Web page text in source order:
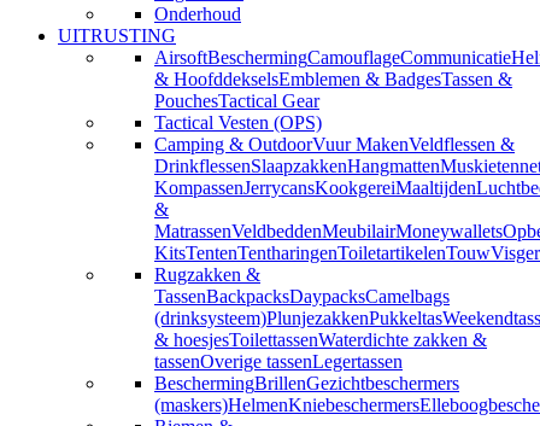
Onderhoud
UITRUSTING
AirsoftBeschermingCamouflageCommunicatie
& HoofddekselsEmblemen & BadgesTassen &
PouchesTactical Gear
Tactical Vesten (OPS)
Camping & OutdoorVuur MakenVeldflessen &
DrinkflessenSlaapzakkenHangmatten
KompassenJerrycansKookgereiMaaltijden
&
MatrassenVeldbeddenMeubilairMoneywallets
KitsTentenTentharingenToiletartikelenTouw
Rugzakken &
TassenBackpacksDaypacksCamelbags
(drinksysteem)PlunjezakkenPukkeltas
& hoesjesToilettassenWaterdichte zakken &
tassenOverige tassenLegertassen
BeschermingBrillenGezichtbeschermers
(maskers)HelmenKniebeschermers